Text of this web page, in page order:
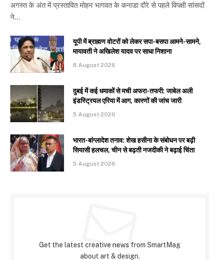
अगस्त के अंत में प्रस्तावित मोहन भागवत के कनाडा दौरे से पहले विपक्षी सांसदों
ने…
यूपी में ब्राह्मण वोटरों को लेकर सपा-बसपा आमने-सामने,
मायावती ने अखिलेश यादव पर साधा निशाना
8 August 2026
दुबई में कई धमाकों से मची अफरा-तफरी: जाबेल अली
इंडस्ट्रियल एरिया में आग, कारणों की जांच जारी
5 August 2026
भारत-बांग्लादेश तनाव: शेख हसीना के संबोधन पर बढ़ी
सियासी हलचल, चीन से बढ़ती नजदीकी ने बढ़ाई चिंता
5 August 2026
Get the latest creative news from SmartMag
about art & design.